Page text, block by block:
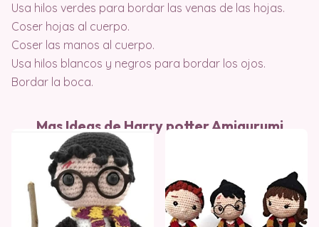
Usa hilos verdes para bordar las venas de las hojas.
Coser hojas al cuerpo.
Coser las manos al cuerpo.
Usa hilos blancos y negros para bordar los ojos.
Bordar la boca.
Mas Ideas de Harry potter Amigurumi